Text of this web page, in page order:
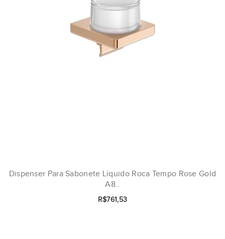
Dispenser Para Sabonete Líquido Roca Tempo Rose Gold
A8..
R$761,53